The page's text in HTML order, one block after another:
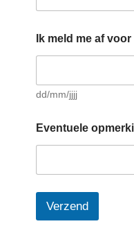
i
iIk meld me af
dd/mm/jjjj
Eventuele
Verzend